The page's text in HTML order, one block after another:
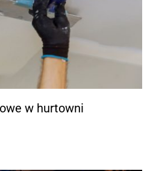
w hurtowni